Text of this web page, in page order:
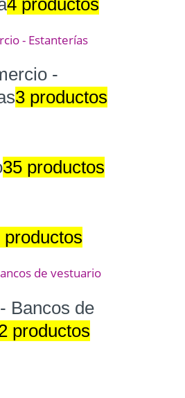
-
3 productos
35 productos
productos
Bancos de
productos